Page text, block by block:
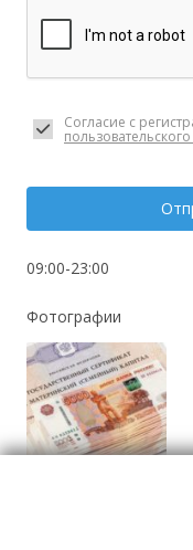
Согласие с
09:00-23:00
Фотографии